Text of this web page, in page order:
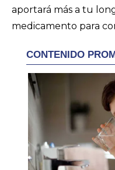
aportará más a tu
medicamento para